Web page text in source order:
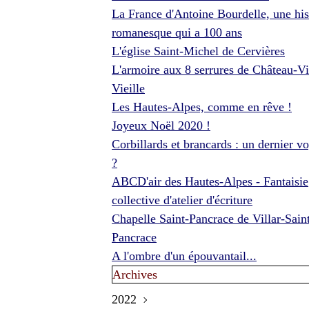
La France d'Antoine Bourdelle, une
romanesque qui a 100 ans
L'église Saint-Michel de Cervières
L'armoire aux 8 serrures de Château-
Vieille
Les Hautes-Alpes, comme en rêve !
Joyeux Noël 2020 !
Corbillards et brancards : un dernier
?
ABCD'air des Hautes-Alpes - Fantaisie
collective d'atelier d'écriture
Chapelle Saint-Pancrace de Villar-
Pancrace
A l'ombre d'un épouvantail...
Archives
2022